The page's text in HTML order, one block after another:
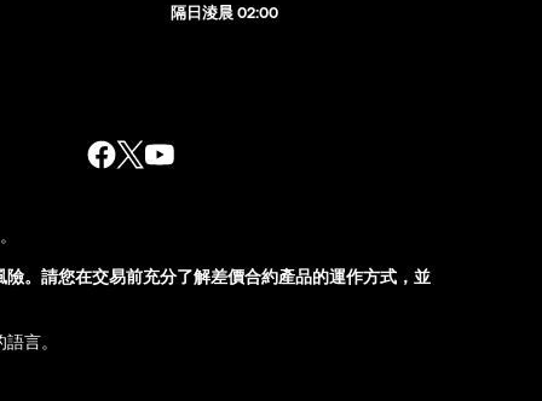
隔日淩晨 02:00
。請您在交易前充分了解差價合約產品的運作方式，並
言。